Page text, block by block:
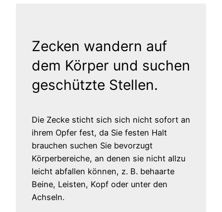
Zecken wandern auf
dem Körper und suchen
geschützte Stellen.
Die Zecke sticht sich sich nicht sofort an
ihrem Opfer fest, da Sie festen Halt
brauchen suchen Sie bevorzugt
Körperbereiche, an denen sie nicht allzu
leicht abfallen können, z. B. behaarte
Beine, Leisten, Kopf oder unter den
Achseln.